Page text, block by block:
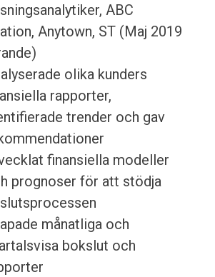
ABC
Anytown, ST (Maj 2019
olika kunders
rapporter,
trender och gav
finansiella modeller
prognoser för att stödja
månatliga och
bokslut och